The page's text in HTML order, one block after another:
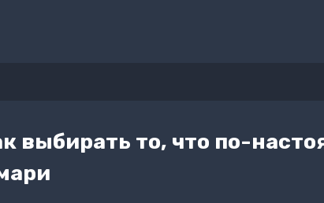
выбирать то, что по-